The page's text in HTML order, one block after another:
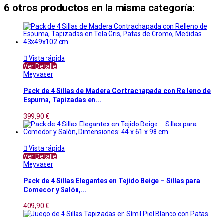
6 otros productos en la misma categoría:
 Vista rápida
Ver Detalle
Meyvaser
Pack de 4 Sillas de Madera Contrachapada con Relleno de
Espuma, Tapizadas en...
399,90 €
 Vista rápida
Ver Detalle
Meyvaser
Pack de 4 Sillas Elegantes en Tejido Beige – Sillas para
Comedor y Salón,...
409,90 €